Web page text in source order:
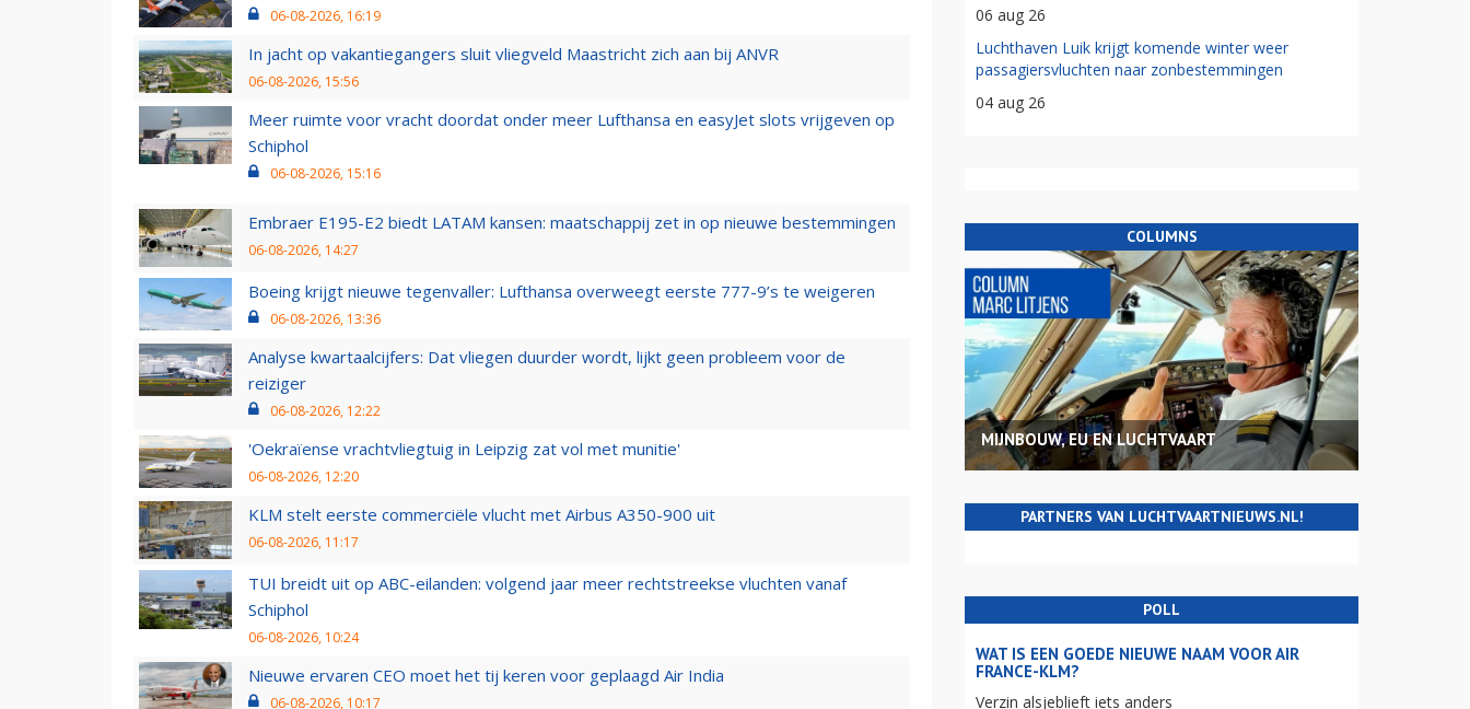
06-08-2026, 16:19
In jacht op vakantiegangers sluit vliegveld Maastricht zich aan bij ANVR
06-08-2026, 15:56
Meer ruimte voor vracht doordat onder meer Lufthansa en easyJet slots vrijgeven op
Schiphol
06-08-2026, 15:16
Embraer E195-E2 biedt LATAM kansen: maatschappij zet in op nieuwe bestemmingen
06-08-2026, 14:27
Boeing krijgt nieuwe tegenvaller: Lufthansa overweegt eerste 777-9’s te weigeren
06-08-2026, 13:36
Analyse kwartaalcijfers: Dat vliegen duurder wordt, lijkt geen probleem voor de
reiziger
06-08-2026, 12:22
'Oekraïense vrachtvliegtuig in Leipzig zat vol met munitie'
06-08-2026, 12:20
KLM stelt eerste commerciële vlucht met Airbus A350-900 uit
06-08-2026, 11:17
TUI breidt uit op ABC-eilanden: volgend jaar meer rechtstreekse vluchten vanaf
Schiphol
06-08-2026, 10:24
Nieuwe ervaren CEO moet het tij keren voor geplaagd Air India
06-08-2026, 10:17
06 aug 26
Luchthaven Luik krijgt komende winter weer
passagiersvluchten naar zonbestemmingen
04 aug 26
COLUMNS
MIJNBOUW, EU EN LUCHTVAART
PARTNERS VAN LUCHTVAARTNIEUWS.NL!
POLL
WAT IS EEN GOEDE NIEUWE NAAM VOOR AIR
FRANCE-KLM?
Verzin alsjeblieft iets anders